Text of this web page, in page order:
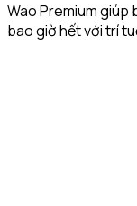
Wao Premium giúp
bao giờ hết với trí